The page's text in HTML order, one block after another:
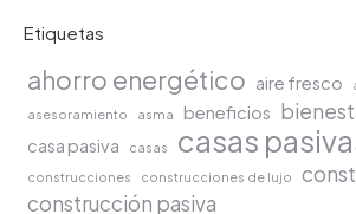
Etiquetas
ahorro energético aire fresco
asesoramiento asma beneficios
casa pasiva casas casas
construcciones
construcciones de lujo
construcción pasiva